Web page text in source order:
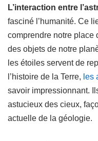
L’interaction entre
fasciné l’humanité. Ce
comprendre notre place
des objets de notre
les étoiles servent de
l’histoire de la Terre, les
savoir impressionnant.
astucieux des cieux,
actuelle de la géologie.